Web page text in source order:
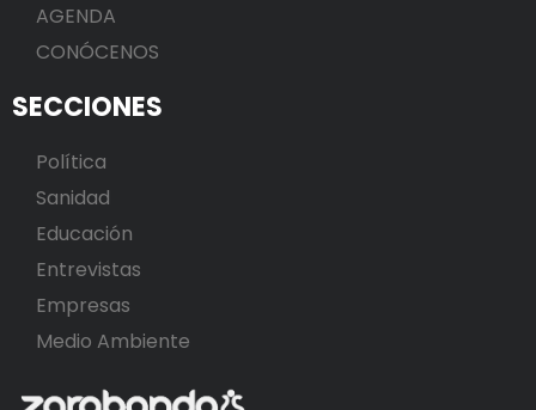
AGENDA
CONÓCENOS
SECCIONES
Política
Sanidad
Educación
Entrevistas
Empresas
Medio Ambiente